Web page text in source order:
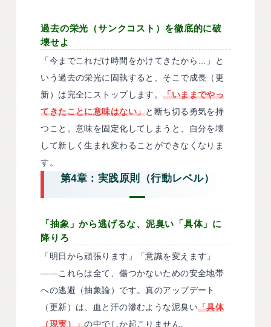
過去の栄光（サンクコスト）を徹底的に破
壊せよ
「今までこれだけ時間をかけてきたから…」と
いう過去の栄光に固執すると、そこで成長（更
新）は完全にストップします。「いままでやっ
てきたことに意味はない」と断ち切る勇気を持
つこと。意味を固定化してしまうと、自分を壊
して新しく生まれ変わることができなくなりま
す。
第4章：実践原則（行動レベル）
「抽象」から逃げるな、泥臭い「具体」に
降りろ
「明日から頑張ります」「意識を変えます」
——これらは全て、傷つかないための安全地帯
への逃避（抽象論）です。真のアップデート
（更新）は、血と汗の滲むような泥臭い「具体
（現実）」の中でしか起こりません。